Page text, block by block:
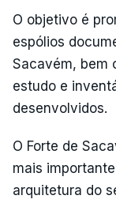
O objetivo é
espólios
Sacavém, bem
estudo e
desenvolvidos.
O Forte de
mais
arquitetura do